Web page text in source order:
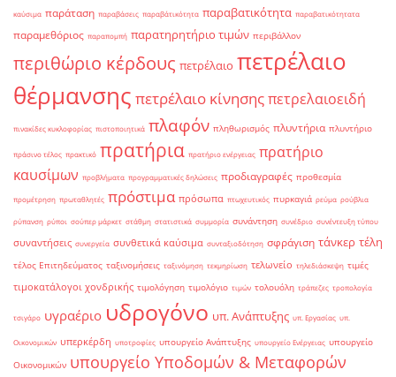
καύσιμα παράταση παραβάσεις παραβάτικότητα παραβατικότητα παραβατικότητατα
παραμεθόριος παραπομπή παρατηρητήριο τιμών περιβάλλον
περιθώριο κέρδους πετρέλαιο πετρέλαιο
θέρμανσης πετρέλαιο κίνησηςπετρελαιοειδή
πινακίδες κυκλοφορίας πιστοποιητικά πλαφόν πληθωρισμός πλυντήρια πλυντήριο
πράσινο τέλος πρακτικό πρατήρια πρατήριο ενέργειας πρατήριο
καυσίμων προβλήματα προγραμματικές δηλώσεις προδιαγραφές προθεσμία
προμέτρηση πρωταθλητές πρόστιμα πρόσωπα πτωχευτικός πυρκαγιά ρεύμα ρούβλια
ρύπανση ρύποι σούπερ μάρκετ στάθμη στατιστικά συμμορία συνάντηση συνέδριο συνέντευξη τύπου
συναντήσεις συνεργεία συνθετικά καύσιμα συνταξιοδότηση σφράγιση τάνκερ τέλη
τέλος Επιτηδεύματος ταξινομήσεις ταξινόμηση τεκμηρίωση τελωνείο τηλεδιάσκεψη τιμές
τιμοκατάλογοι χονδρικής τιμολόγηση τιμολόγιο τιμών τολουόλη τράπεζες τροπολογία
τσιγάρο υγραέριο υδρογόνο υπ. Ανάπτυξης υπ. Εργασίας υπ.
Οικονομικών υπερκέρδη υποτροφίες υπουργείο Ανάπτυξης υπουργείο Ενέργειας υπουργείο
Οικονομικών υπουργείο Υποδομών & Μεταφορών